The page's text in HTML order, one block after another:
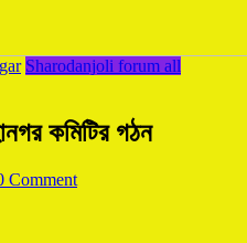
Sharodanjoli forum all
কমিটির গঠন
Comment